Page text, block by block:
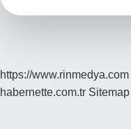
https://www.rinmedya.com
habernette.com.tr Sitemap